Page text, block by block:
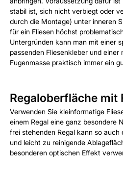
stabil ist, sich nicht verbiegt oder
durch die Montage) unter inneren
für ein Fliesen höchst
Untergründen kann man mit einer
passenden Fliesenkleber und einer
Fugenmasse praktisch immer ein
Regaloberfläche mit
Verwenden Sie kleinformatige
einem Regal eine ganz besondere
frei stehenden Regal kann so auch
und leicht zu reinigende
besonderen optischen Effekt